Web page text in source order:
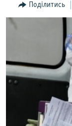
навігації
Перейти
БЛОГИ
ПОГЛЯД
ВСЕ ЗА ДЕНЬ
СПЕЦПРОЕКТИ
ДЕПОРТАЦІЯ
ВІДЕОУРОКИ
ЯК ОБІЙТИ
Русский
Поділитись